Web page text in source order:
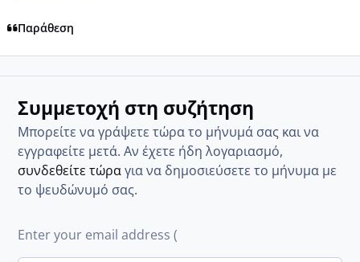
Παράθεση
Συμμετοχή στη συζήτηση
Μπορείτε να γράψετε τώρα το μήνυμά σας και να
εγγραφείτε μετά. Αν έχετε ήδη λογαριασμό,
συνδεθείτε τώραγια να δημοσιεύσετε το μήνυμα με
το ψευδώνυμό σας.